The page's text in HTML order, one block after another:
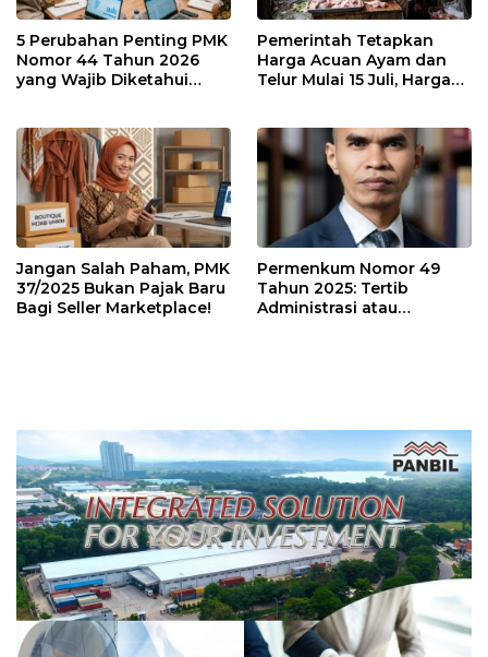
5 Perubahan Penting PMK
Nomor 44 Tahun 2026
yang Wajib Diketahui
Pemerintah Tetapkan
Harga Acuan Ayam dan
Telur Mulai 15 Juli, Harga
Mahal?
Jangan Salah Paham, PMK
37/2025 Bukan Pajak Baru
Bagi Seller Marketplace!
Permenkum Nomor 49
Tahun 2025: Tertib
Administrasi atau